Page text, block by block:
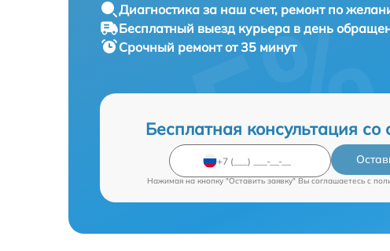
Диагностика за наш счет, ремонт по
Бесплатный выезд курьера в день
Срочный ремонтот 35 минут
Бесплатная консультация со
Нажимая на кнопку "Оставить заявку" Вы соглашаетесь c